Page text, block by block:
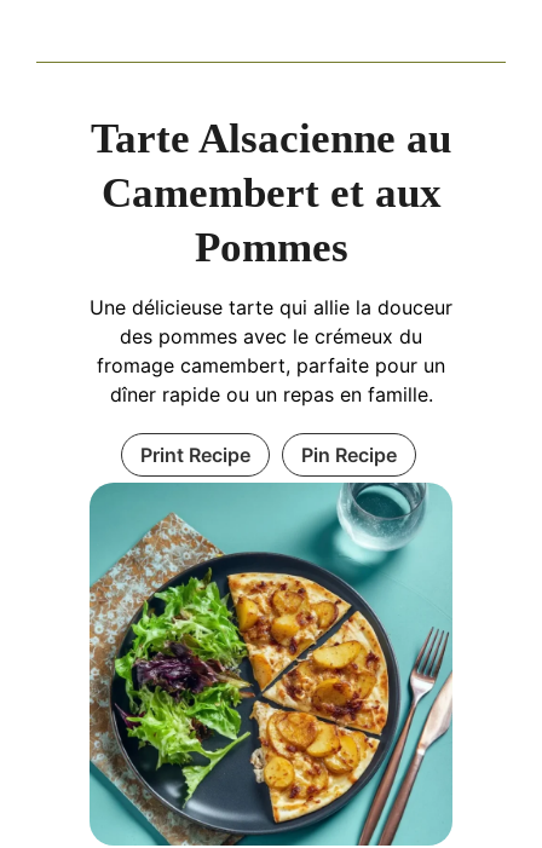
Tarte Alsacienne au
Camembert et aux
Pommes
Une délicieuse tarte qui allie la douceur
des pommes avec le crémeux du
fromage camembert, parfaite pour un
dîner rapide ou un repas en famille.
Print Recipe Pin Recipe